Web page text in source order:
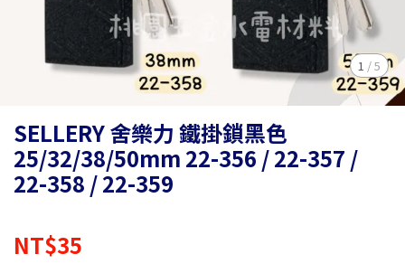
1 /5
SELLERY 舍樂力 鐵掛鎖黑色
25/32/38/50mm 22-356 / 22-357 /
22-358 / 22-359
NT$35